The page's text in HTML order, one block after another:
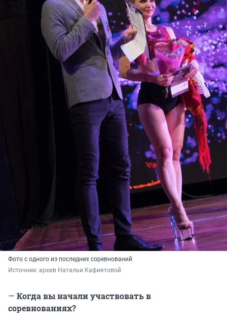
Фото с одного из последних соревнований
Источник: архив Натальи Кафиятовой
— Когда вы начали участвовать в
соревнованиях?